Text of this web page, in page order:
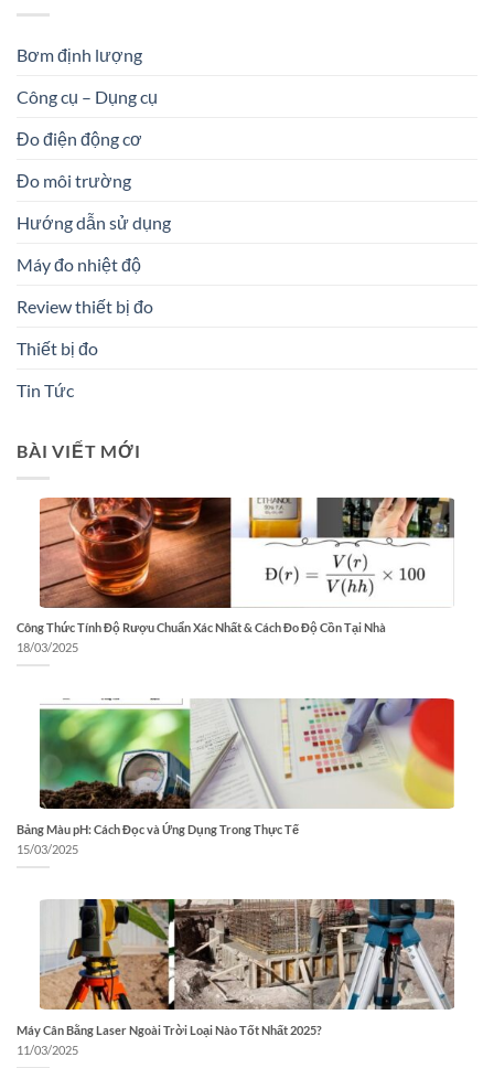
Bơm định lượng
Công cụ – Dụng cụ
Đo điện động cơ
Đo môi trường
Hướng dẫn sử dụng
Máy đo nhiệt độ
Review thiết bị đo
Thiết bị đo
Tin Tức
BÀI VIẾT MỚI
Công Thức Tính Độ Rượu Chuẩn Xác Nhất & Cách Đo Độ Cồn Tại Nhà
18/03/2025
Bảng Màu pH: Cách Đọc và Ứng Dụng Trong Thực Tế
15/03/2025
Máy Cân Bằng Laser Ngoài Trời Loại Nào Tốt Nhất 2025?
11/03/2025